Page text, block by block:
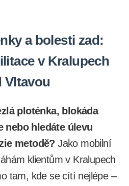
a bolesti zad:
v Kralupech
Vltavou
ploténka, blokáda
nebo hledáte úlevu
metodě? Jako mobilní
klientům v Kralupech
tam, kde se cítí nejlépe –